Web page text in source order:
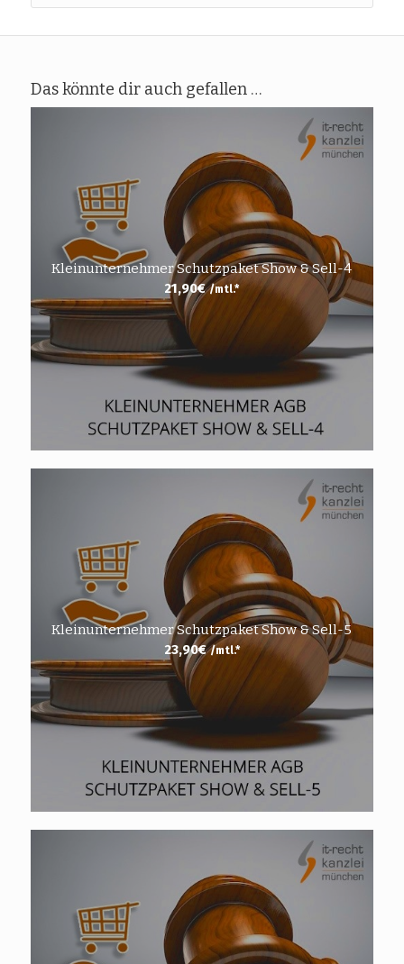
Das könnte dir auch gefallen …
Kleinunternehmer Schutzpaket Show & Sell-4
21,90€ /mtl.*
Kleinunternehmer Schutzpaket Show & Sell-5
23,90€ /mtl.*